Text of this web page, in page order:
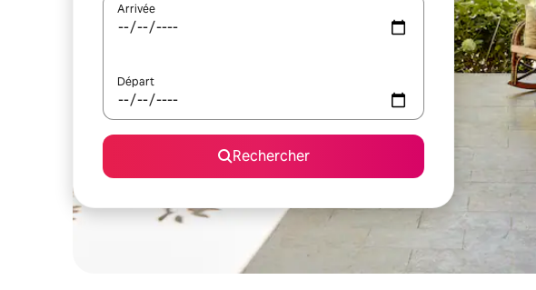
Arrivée
Départ
Rechercher